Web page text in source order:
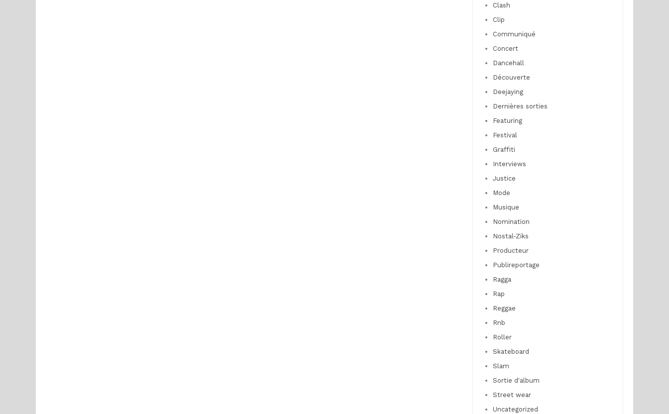
Clash
Clip
Communiqué
Concert
Dancehall
Découverte
Deejaying
Dernières sorties
Featuring
Festival
Graffiti
Interviews
Justice
Mode
Musique
Nomination
Nostal-Ziks
Producteur
Publireportage
Ragga
Rap
Reggae
Rnb
Roller
Skateboard
Slam
Sortie d'album
Street wear
Uncategorized